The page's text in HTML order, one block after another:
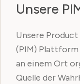
Unsere
Unsere
(PIM) Plattform
an einem Ort
Quelle der